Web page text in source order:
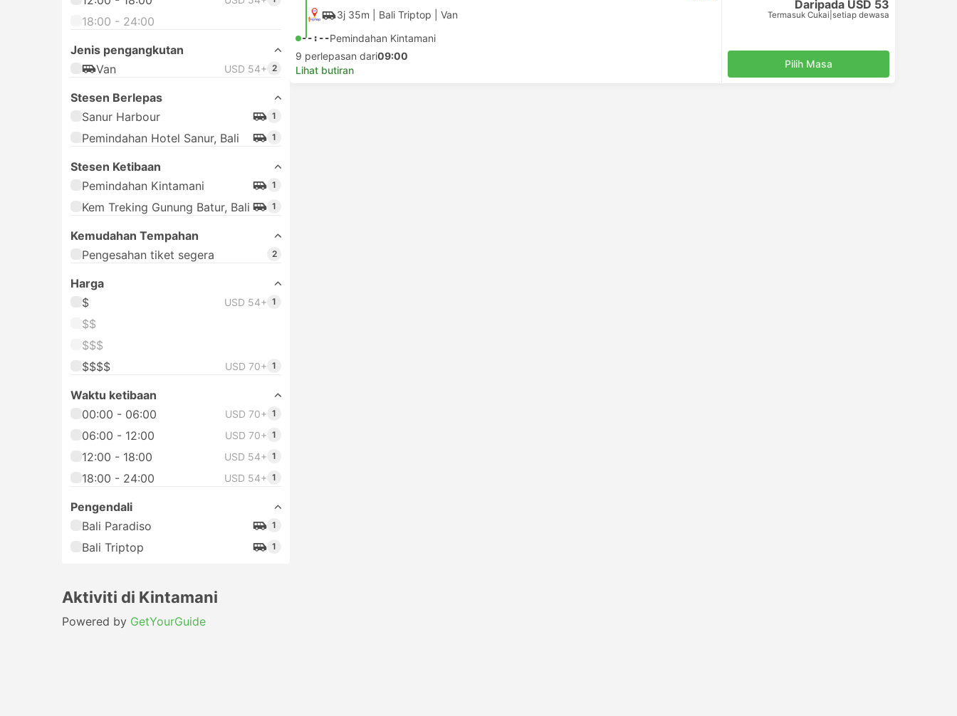
18:00 - 24:00
Jenis pengangkutan
Van
USD 54+ 2
Stesen Berlepas
Sanur Harbour
1
Pemindahan Hotel Sanur, Bali 1
Stesen Ketibaan
Pemindahan Kintamani
1
Kem Treking Gunung Batur, Bali 1
Kemudahan Tempahan
Pengesahan tiket segera
2
Harga
$
USD 54+ 1
$$
$$$
$$$$
USD 70+ 1
Waktu ketibaan
00:00 - 06:00
USD 70+ 1
06:00 - 12:00 USD 70+ 1
12:00 - 18:00 USD 54+ 1
18:00 - 24:00 USD 54+ 1
Pengendali
Bali Paradiso
1
Bali Triptop 1
3j 35m | Bali Triptop Van
--:--Pemindahan Kintamani
9 perlepasan dari09:00
Lihat butiran
Daripada USD 53
Termasuk Cukai setiap dewasa
Pilih Masa
Aktiviti di Kintamani
Powered by GetYourGuide